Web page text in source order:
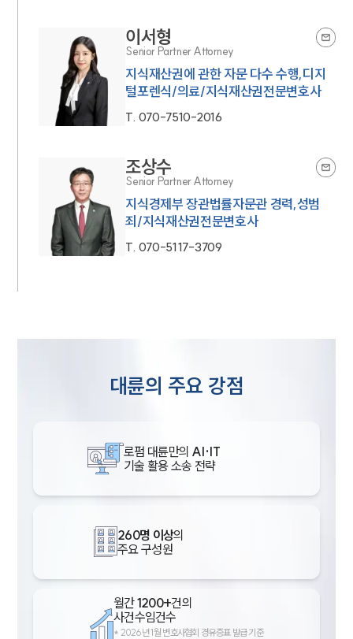
법률서식
뉴스레터/브로슈어
세미나
대륜법률상담예약
대륜법률상담예약
이서형
Senior Partner Attorney
지식재산권에 관한 자문 다수 수행,디지
털포렌식/의료/지식재산권전문변호사
T. 070-7510-2016
조상수
Senior Partner Attorney
지식경제부 장관법률자문관 경력,성범
죄/지식재산권전문변호사
T. 070-5117-3709
대륜의 주요 강점
로펌 대륜만의 AI·IT
기술 활용 소송 전략
260명 이상의
주요 구성원
월간1200+건의
사건수임건수
* 2026년 1월 변호사협회 경유증표 발급 기준